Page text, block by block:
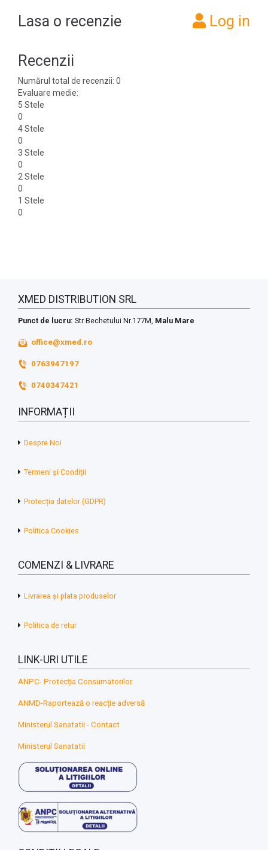
Lasa o recenzie Log in
Recenzii
Numărul total de recenzii: 0
Evaluare medie:
5 Stele
0
4 Stele
0
3 Stele
0
2 Stele
0
1 Stele
0
XMED DISTRIBUTION SRL
Punct de lucru: Str Bechetului Nr.177M, Malu Mare
office@xmed.ro
0763947197
0740347421
INFORMAȚII
Despre Noi
Termeni și Condiții
Protecția datelor (GDPR)
Politica Cookies
COMENZI & LIVRARE
Livrarea și plata produselor
Politica de retur
LINK-URI UTILE
ANPC- Protecția Consumatorilor
ANMD-Raportează o reacție adversă
Ministerul Sanatatii - Contact
Ministerul Sanatatii